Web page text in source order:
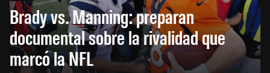
Brady vs. Manning: preparan
documental sobre la rivalidad que
marcó la NFL